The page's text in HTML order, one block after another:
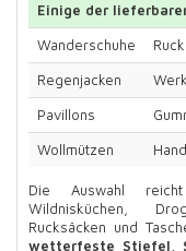
Einige der
Wanderschuhe
Regenjacken
Pavillons
Wollmützen
Die Auswahl
Wildnisküchen,
Rucksäcken und
wetterfeste Stiefel,